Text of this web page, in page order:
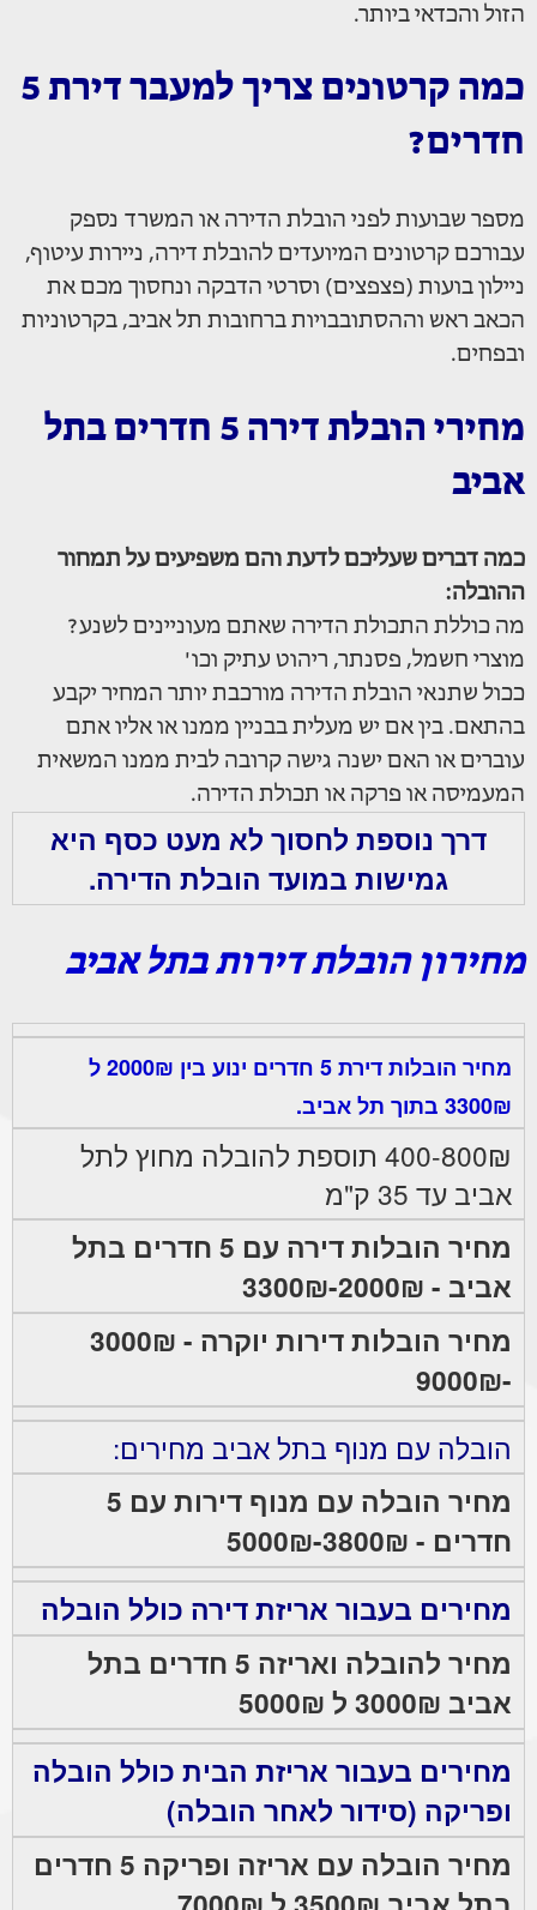
הזול והכדאי ביותר.
כמה קרטונים צריך למעבר דירת 5
חדרים?
מספר שבועות לפני הובלת הדירה או המשרד נספק
עבורכם קרטונים המיועדים להובלת דירה, ניירות עיטוף,
ניילון בועות (פצפצים) וסרטי הדבקה ונחסוך מכם את
הכאב ראש וההסתובבויות ברחובות תל אביב, בקרטוניות
ובפחים.
מחירי הובלת דירה 5 חדרים בתל
אביב
כמה דברים שעליכם לדעת והם משפיעים על תמחור
ההובלה:
מה כוללת התכולת הדירה שאתם מעוניינים לשנע?
מוצרי חשמל, פסנתר, ריהוט עתיק וכו'
ככול שתנאי הובלת הדירה מורכבת יותר המחיר יקבע
בהתאם. בין אם יש מעלית בבניין ממנו או אליו אתם
עוברים או האם ישנה גישה קרובה לבית ממנו המשאית
המעמיסה או פרקה או תכולת הדירה.
דרך נוספת לחסוך לא מעט כסף היא
גמישות במועד הובלת הדירה.
מחירון הובלת דירות בתל אביב
מחיר הובלות דירת 5 חדרים ינוע בין 2000₪ ל
3300₪ בתוך תל אביב.
400-800₪ תוספת להובלה מחוץ לתל
אביב עד 35 ק"מ
מחיר הובלות דירה עם 5 חדרים בתל
אביב - 2000₪-3300₪
מחיר הובלות דירות יוקרה - 3000₪
-9000₪
הובלה עם מנוף בתל אביב מחירים:
מחיר הובלה עם מנוף דירות עם 5
חדרים - 3800₪-5000₪
מחירים בעבור אריזת דירה כולל הובלה
מחיר להובלה ואריזה 5 חדרים בתל
אביב 3000₪ ל 5000₪
מחירים בעבור אריזת הבית כולל הובלה
ופריקה (סידור לאחר הובלה)
מחיר הובלה עם אריזה ופריקה 5 חדרים